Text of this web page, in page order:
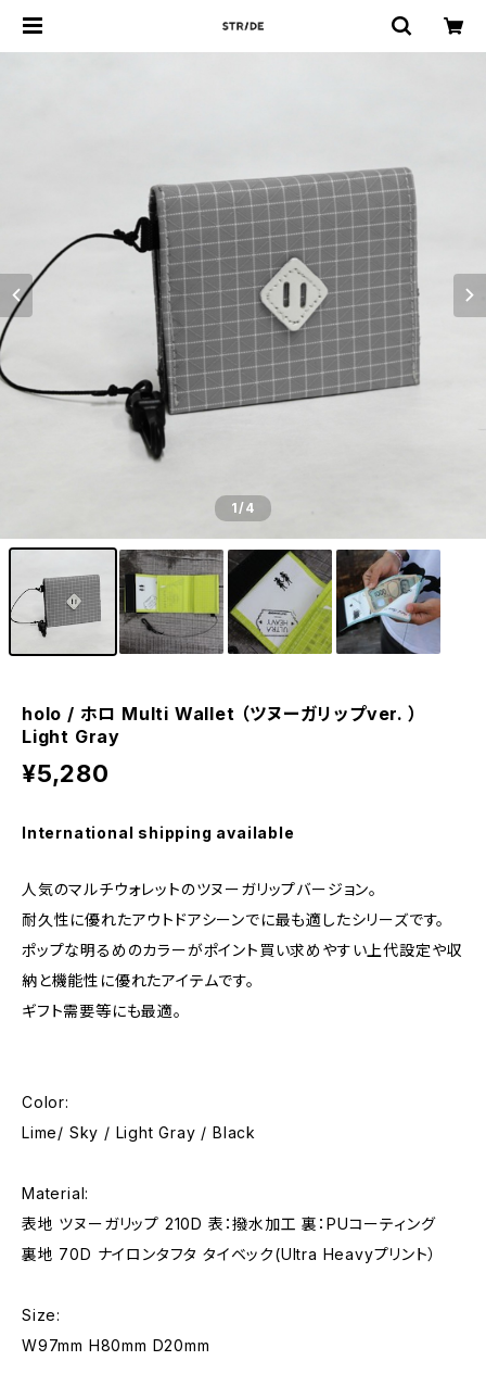
1/4
holo / ホロ Multi Wallet （ツヌーガリップver. ）
Light Gray
¥5,280
International shipping available
人気のマルチウォレットのツヌーガリップバージョン。
耐久性に優れたアウトドアシーンでに最も適したシリーズです。
ポップな明るめのカラーがポイント買い求めやすい上代設定や収
納と機能性に優れたアイテムです。
ギフト需要等にも最適。
Color:
Lime/ Sky / Light Gray / Black
Material:
表地 ツヌーガリップ 210D 表：撥水加工 裏：PUコーティング
裏地 70D ナイロンタフタ タイベック(Ultra Heavyプリント）
Size:
W97mm H80mm D20mm